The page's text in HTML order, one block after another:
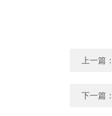
上一篇
下一篇